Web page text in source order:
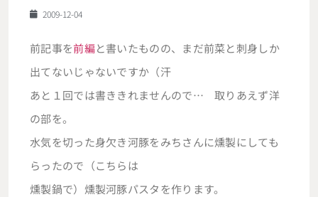
2009-12-04
前記事を前編と書いたものの、まだ前菜と刺身しか
出てないじゃないですか（汗
あと１回では書ききれませんので… 取りあえず洋
の部を。
水気を切った身欠き河豚をみちさんに燻製にしても
らったので（こちらは
燻製鍋で）燻製河豚パスタを作ります。